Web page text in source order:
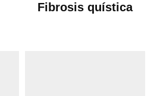
Fibrosis quística